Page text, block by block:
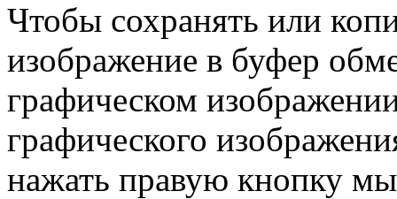
Чтобы сохранять или
изображение в буфер
графическом
графического
нажать правую кнопку